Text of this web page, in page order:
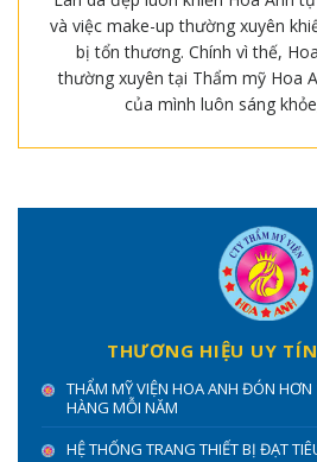
và việc make-up thường xuyên
bị tổn thương. Chính vì thế,
thường xuyên tại Thẩm mỹ Hoa
của mình luôn sáng
THƯƠNG HIỆU UY
THẨM MỸ VIỆN HOA ANH ĐÓN
HÀNG MỖI NĂM
HỆ THỐNG TRANG THIẾT BỊ ĐẠT